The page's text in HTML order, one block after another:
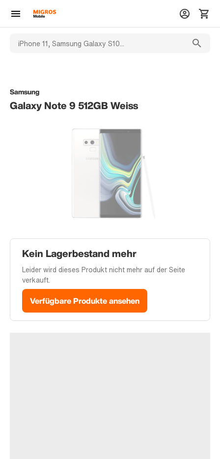
Samsung
Galaxy Note 9 512GB Weiss
Kein Lagerbestand mehr
Leider wird dieses Produkt nicht mehr auf der Seite
verkauft.
Verfügbare Produkte ansehen